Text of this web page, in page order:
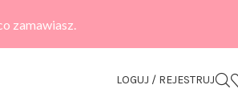
zamawiasz.
LOGUJ / REJESTRUJ